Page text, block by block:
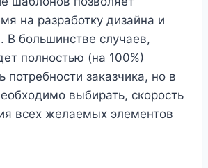
на разработку дизайна и
В большинстве случаев,
полностью (на 100%)
потребности заказчика, но в
выбирать, скорость
всех желаемых элементов